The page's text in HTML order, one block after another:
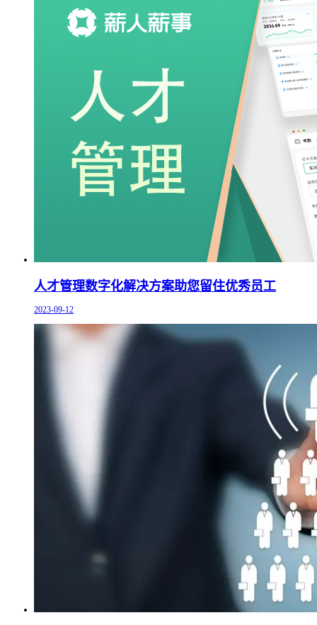
人才管理数字化解决方案助您留住优秀员工
2023-09-12